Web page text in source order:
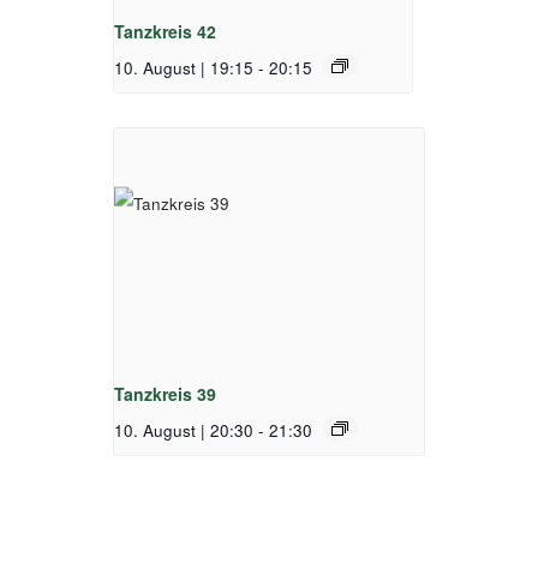
Tanzkreis 42
10. August | 19:15 - 20:15
Tanzkreis 39
10. August | 20:30 - 21:30